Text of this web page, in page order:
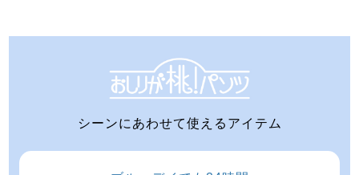
シーンにあわせて使えるアイテム